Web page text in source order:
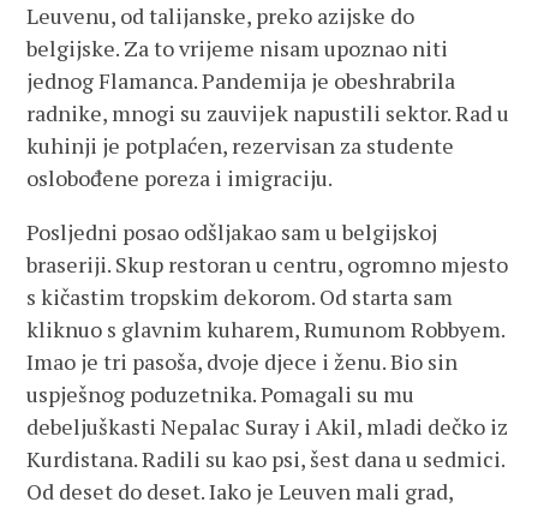
Leuvenu, od talijanske, preko azijske do
belgijske. Za to vrijeme nisam upoznao niti
jednog Flamanca. Pandemija je obeshrabrila
radnike, mnogi su zauvijek napustili sektor. Rad u
kuhinji je potplaćen, rezervisan za studente
oslobođene poreza i imigraciju.
Posljedni posao odšljakao sam u belgijskoj
braseriji. Skup restoran u centru, ogromno mjesto
s kičastim tropskim dekorom. Od starta sam
kliknuo s glavnim kuharem, Rumunom Robbyem.
Imao je tri pasoša, dvoje djece i ženu. Bio sin
uspješnog poduzetnika. Pomagali su mu
debeljuškasti Nepalac Suray i Akil, mladi dečko iz
Kurdistana. Radili su kao psi, šest dana u sedmici.
Od deset do deset. Iako je Leuven mali grad,